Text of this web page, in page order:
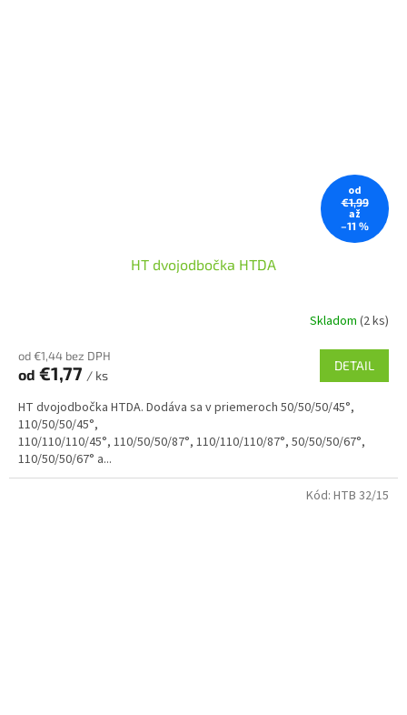
od
€1,99
až
–11 %
HT dvojodbočka HTDA
Skladom (2 ks)
od €1,44 bez DPH
od €1,77 / ks
DETAIL
HT dvojodbočka HTDA. Dodáva sa v priemeroch 50/50/50/45°,
110/50/50/45°,
110/110/110/45°, 110/50/50/87°, 110/110/110/87°, 50/50/50/67°,
110/50/50/67° a...
Kód: HTB 32/15